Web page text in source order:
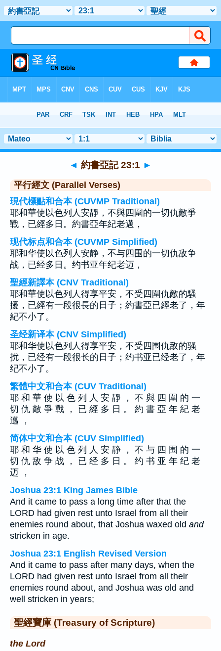
章 23> 聖經金句 1
◄ 約書亞記 23:1 ►
平行經文 (Parallel Verses)
現代標點和合本 (CUVMP Traditional)
耶和華使以色列人安靜，不與四圍的一切仇敵爭
戰，已經多日。約書亞年紀老邁，
现代标点和合本 (CUVMP Simplified)
耶和华使以色列人安静，不与四围的一切仇敌争
战，已经多日。约书亚年纪老迈，
聖經新譯本 (CNV Traditional)
耶和華使以色列人得享平安，不受四圍仇敵的騷
擾，已經有一段很長的日子；約書亞已經老了，年
紀不小了。
圣经新译本 (CNV Simplified)
耶和华使以色列人得享平安，不受四围仇敌的骚
扰，已经有一段很长的日子；约书亚已经老了，年
纪不小了。
繁體中文和合本 (CUV Traditional)
耶 和 華 使 以 色 列 人 安 靜 ， 不 與 四 圍 的 一
切 仇 敵 爭 戰 ， 已 經 多 日 。 約 書 亞 年 紀 老
邁 ，
简体中文和合本 (CUV Simplified)
耶 和 华 使 以 色 列 人 安 静 ， 不 与 四 围 的 一
切 仇 敌 争 战 ， 已 经 多 日 。 约 书 亚 年 纪 老
迈 ，
Joshua 23:1 King James Bible
And it came to pass a long time after that the
LORD had given rest unto Israel from all their
enemies round about, that Joshua waxed old and
stricken in age.
Joshua 23:1 English Revised Version
And it came to pass after many days, when the
LORD had given rest unto Israel from all their
enemies round about, and Joshua was old and
well stricken in years;
聖經寶庫 (Treasury of Scripture)
the Lord